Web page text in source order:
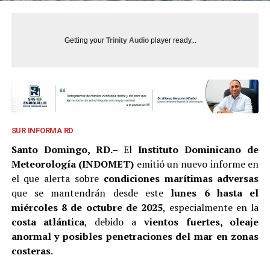
Getting your Trinity Audioplayer ready...
SUR INFORMA RD
Santo Domingo, RD.– ElInstituto Dominicano de
Meteorología (INDOMET) emitió un nuevo informe en
el que alerta sobre condiciones marítimas adversas
que se mantendrán desde este lunes 6 hasta el
miércoles 8 de octubre de 2025, especialmente en la
costa atlántica, debido avientos fuertes, oleaje
anormal y posibles penetraciones del mar en zonas
costeras.